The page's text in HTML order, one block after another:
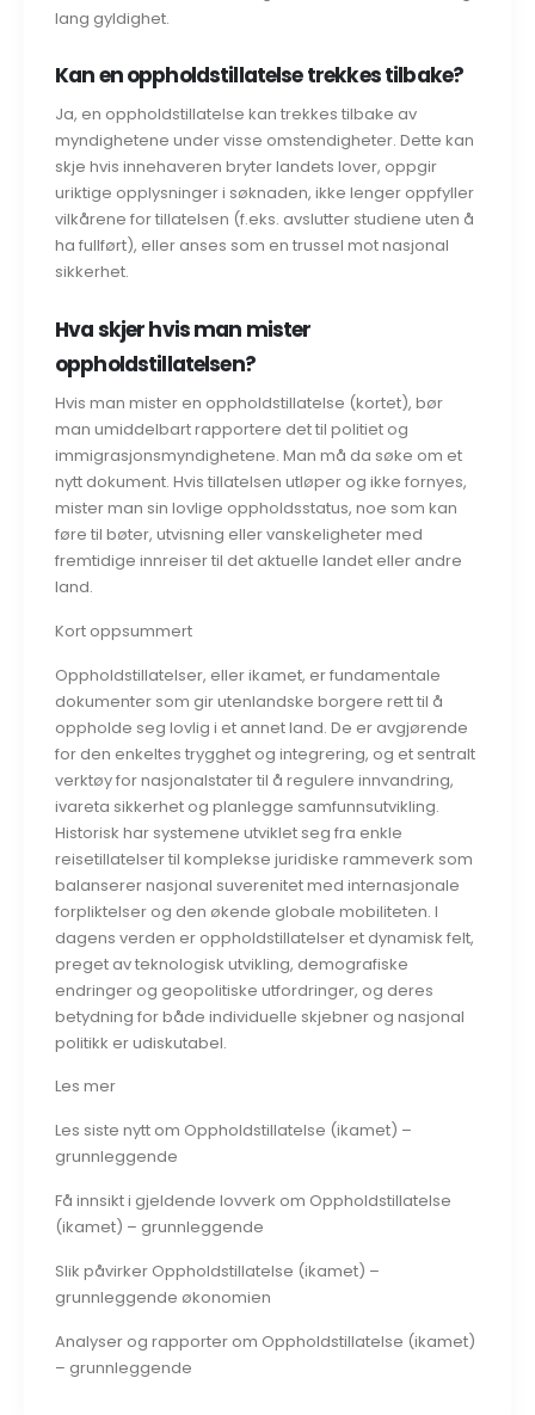
lang gyldighet.
Kan en oppholdstillatelse trekkes tilbake?
Ja, en oppholdstillatelse kan trekkes tilbake av
myndighetene under visse omstendigheter. Dette kan
skje hvis innehaveren bryter landets lover, oppgir
uriktige opplysninger i søknaden, ikke lenger oppfyller
vilkårene for tillatelsen (f.eks. avslutter studiene uten å
ha fullført), eller anses som en trussel mot nasjonal
sikkerhet.
Hva skjer hvis man mister
oppholdstillatelsen?
Hvis man mister en oppholdstillatelse (kortet), bør
man umiddelbart rapportere det til politiet og
immigrasjonsmyndighetene. Man må da søke om et
nytt dokument. Hvis tillatelsen utløper og ikke fornyes,
mister man sin lovlige oppholdsstatus, noe som kan
føre til bøter, utvisning eller vanskeligheter med
fremtidige innreiser til det aktuelle landet eller andre
land.
Kort oppsummert
Oppholdstillatelser, eller ikamet, er fundamentale
dokumenter som gir utenlandske borgere rett til å
oppholde seg lovlig i et annet land. De er avgjørende
for den enkeltes trygghet og integrering, og et sentralt
verktøy for nasjonalstater til å regulere innvandring,
ivareta sikkerhet og planlegge samfunnsutvikling.
Historisk har systemene utviklet seg fra enkle
reisetillatelser til komplekse juridiske rammeverk som
balanserer nasjonal suverenitet med internasjonale
forpliktelser og den økende globale mobiliteten. I
dagens verden er oppholdstillatelser et dynamisk felt,
preget av teknologisk utvikling, demografiske
endringer og geopolitiske utfordringer, og deres
betydning for både individuelle skjebner og nasjonal
politikk er udiskutabel.
Les mer
Les siste nytt om Oppholdstillatelse (ikamet) –
grunnleggende
Få innsikt i gjeldende lovverk om Oppholdstillatelse
(ikamet) – grunnleggende
Slik påvirker Oppholdstillatelse (ikamet) –
grunnleggende økonomien
Analyser og rapporter om Oppholdstillatelse (ikamet)
– grunnleggende